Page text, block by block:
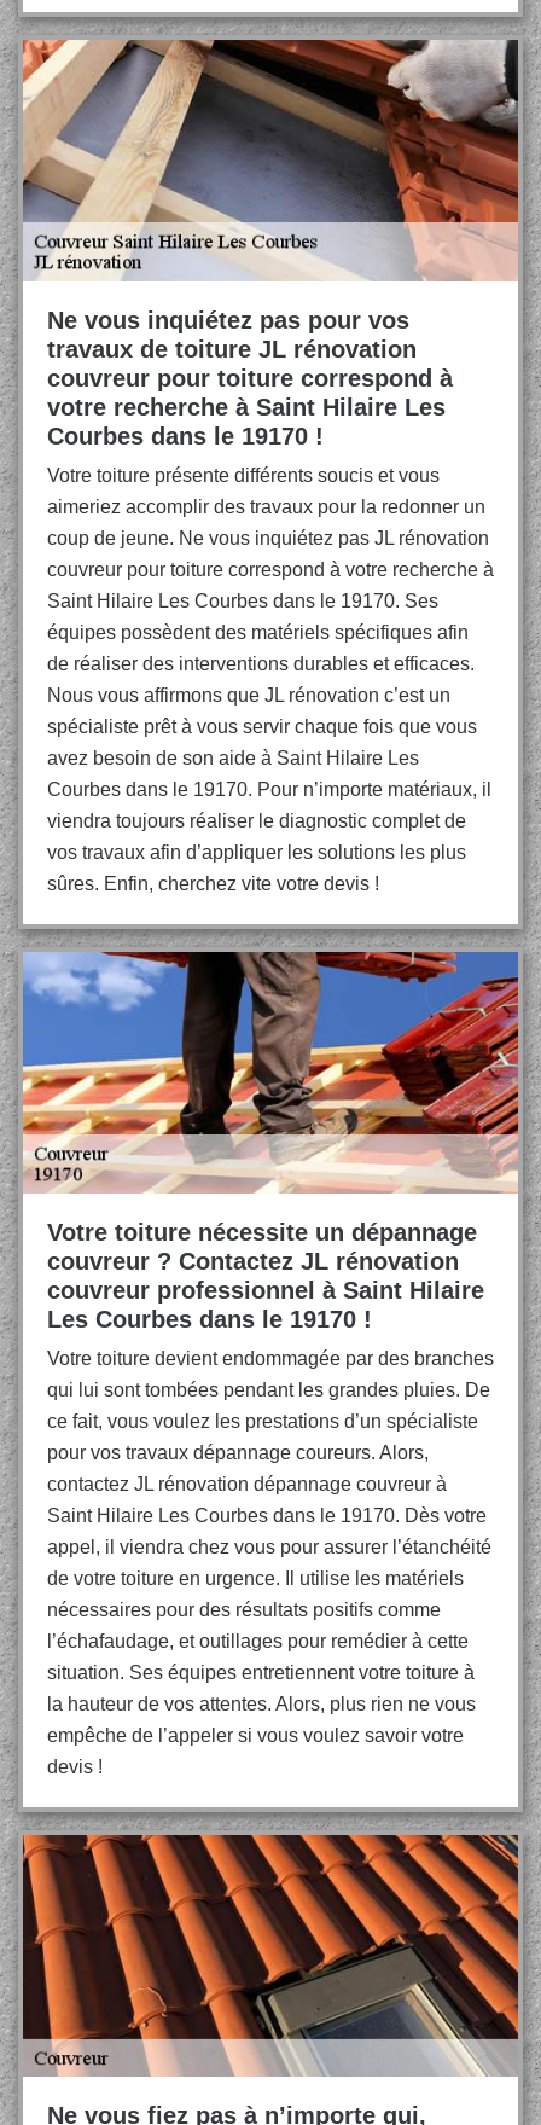
Ne vous inquiétez pas pour vos
travaux de toiture JL rénovation
couvreur pour toiture correspond à
votre recherche à Saint Hilaire Les
Courbes dans le 19170 !
Votre toiture présente différents soucis et vous
aimeriez accomplir des travaux pour la redonner un
coup de jeune. Ne vous inquiétez pas JL rénovation
couvreur pour toiture correspond à votre recherche à
Saint Hilaire Les Courbes dans le 19170. Ses
équipes possèdent des matériels spécifiques afin
de réaliser des interventions durables et efficaces.
Nous vous affirmons que JL rénovation c’est un
spécialiste prêt à vous servir chaque fois que vous
avez besoin de son aide à Saint Hilaire Les
Courbes dans le 19170. Pour n’importe matériaux, il
viendra toujours réaliser le diagnostic complet de
vos travaux afin d’appliquer les solutions les plus
sûres. Enfin, cherchez vite votre devis !
Votre toiture nécessite un dépannage
couvreur ? Contactez JL rénovation
couvreur professionnel à Saint Hilaire
Les Courbes dans le 19170 !
Votre toiture devient endommagée par des branches
qui lui sont tombées pendant les grandes pluies. De
ce fait, vous voulez les prestations d’un spécialiste
pour vos travaux dépannage coureurs. Alors,
contactez JL rénovation dépannage couvreur à
Saint Hilaire Les Courbes dans le 19170. Dès votre
appel, il viendra chez vous pour assurer l’étanchéité
de votre toiture en urgence. Il utilise les matériels
nécessaires pour des résultats positifs comme
l’échafaudage, et outillages pour remédier à cette
situation. Ses équipes entretiennent votre toiture à
la hauteur de vos attentes. Alors, plus rien ne vous
empêche de l’appeler si vous voulez savoir votre
devis !
Ne vous fiez pas à n’importe qui,